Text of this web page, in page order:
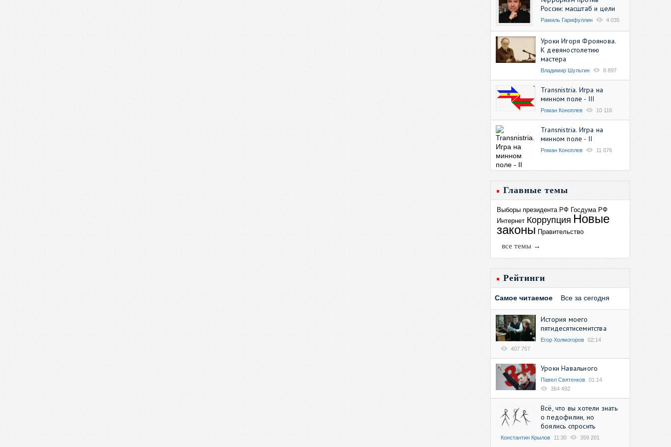
России: масштаб и цели
Рамиль Гарифуллин 4 035
Уроки Игоря Фроянова.
К девяностолетию
мастера
Владимир Шульгин 8 897
Transnistria. Игра на
минном поле - III
Роман Коноплев 10 116
Transnistria. Игра на
минном поле - II
Роман Коноплев 11 076
Главные темы
Выборы президента РФ Госдума РФ
Интернет Коррупция Новые
законы Правительство
все темы →
Рейтинги
Самое читаемое Все за сегодня
История моего
пятидесятисемитства
Егор Холмогоров 02:14
407 757
Уроки Навального
Павел Святенков 01:14
364 492
Всё, что вы хотели знать
о педофилии, но
боялись спросить
Константин Крылов 11:30 359 201